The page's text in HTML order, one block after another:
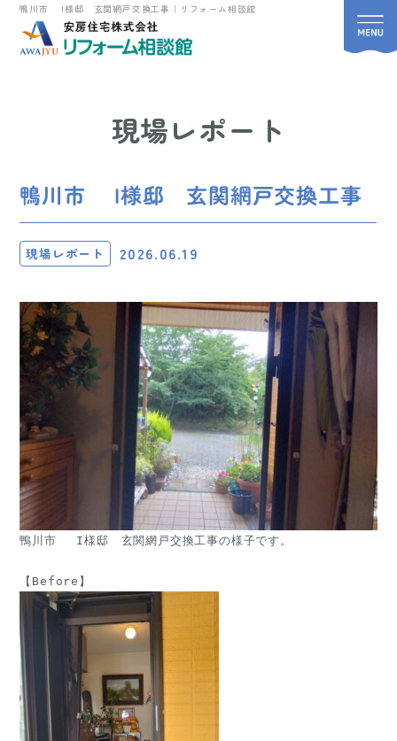
鴨川市 I様邸 玄関網戸交換工事｜リフォーム相談館
現場レポート
鴨川市 I様邸 玄関網戸交換工事
現場レポート 2026.06.19
鴨川市　 I様邸　玄関網戸交換工事の様子です。